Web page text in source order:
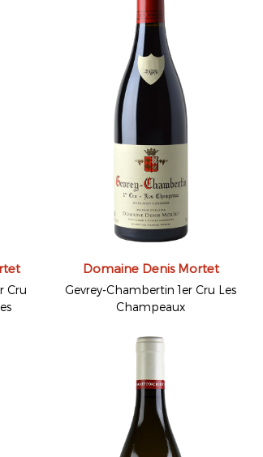
Cru
Domaine Denis Mortet
Gevrey-Chambertin 1er Cru Les
Champeaux